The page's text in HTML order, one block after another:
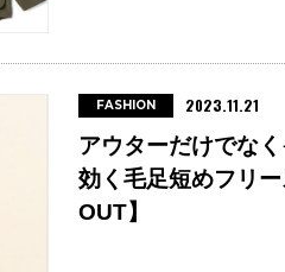
アウターだけでな
効く毛足短めフリ
OUT】
FASHION 2023.11.21